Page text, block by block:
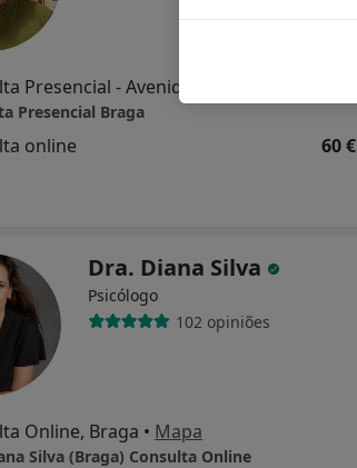
Presencial Braga
online 60 €
Dra. Diana Silva
Psicólogo
102 opiniões
Online, Braga • Mapa
Silva (Braga) Consulta Online